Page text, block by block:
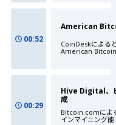
00:52
American
CoinDeskによる
American
00:29
Hive Digital、
成
Bitcoin.comによ
インマイニング能